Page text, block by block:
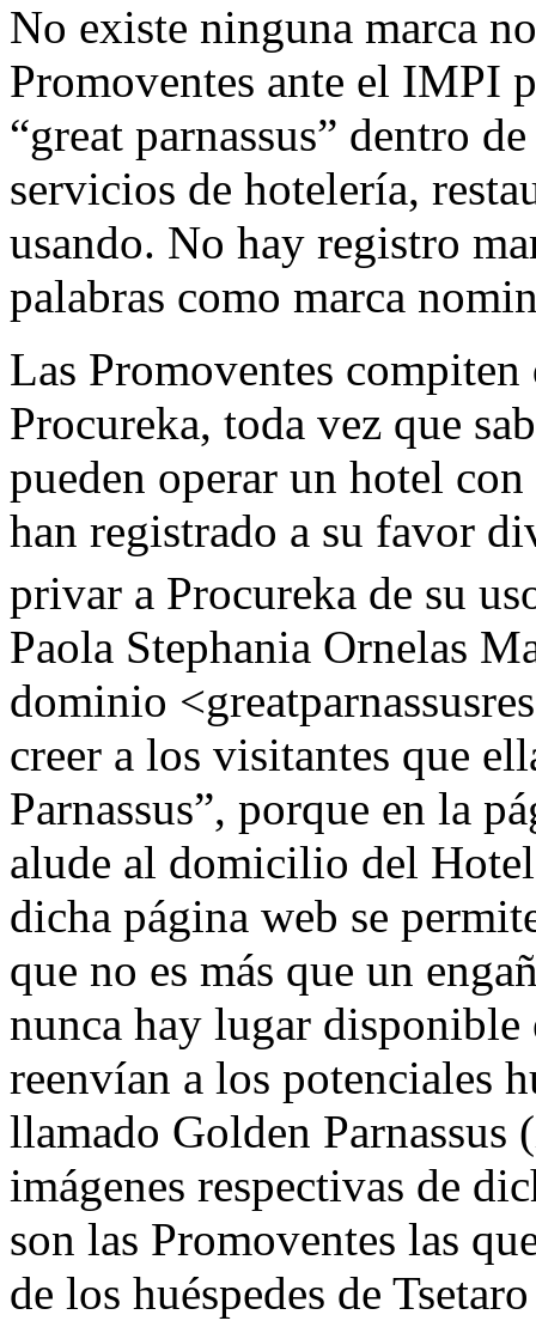
No existe ninguna marca
Promoventes ante el IMPI
“great parnassus” dentro
servicios de hotelería,
usando. No hay registro
palabras como marca
Las Promoventes
Procureka, toda vez que
pueden operar un hotel
han registrado a su favor
privar a Procureka de su
Paola Stephania Ornelas
dominio
creer a los visitantes que
Parnassus”, porque en la
alude al domicilio del
dicha página web se
que no es más que un
nunca hay lugar
reenvían a los potenciales
llamado Golden Parnassus
imágenes respectivas de
son las Promoventes las
de los huéspedes de